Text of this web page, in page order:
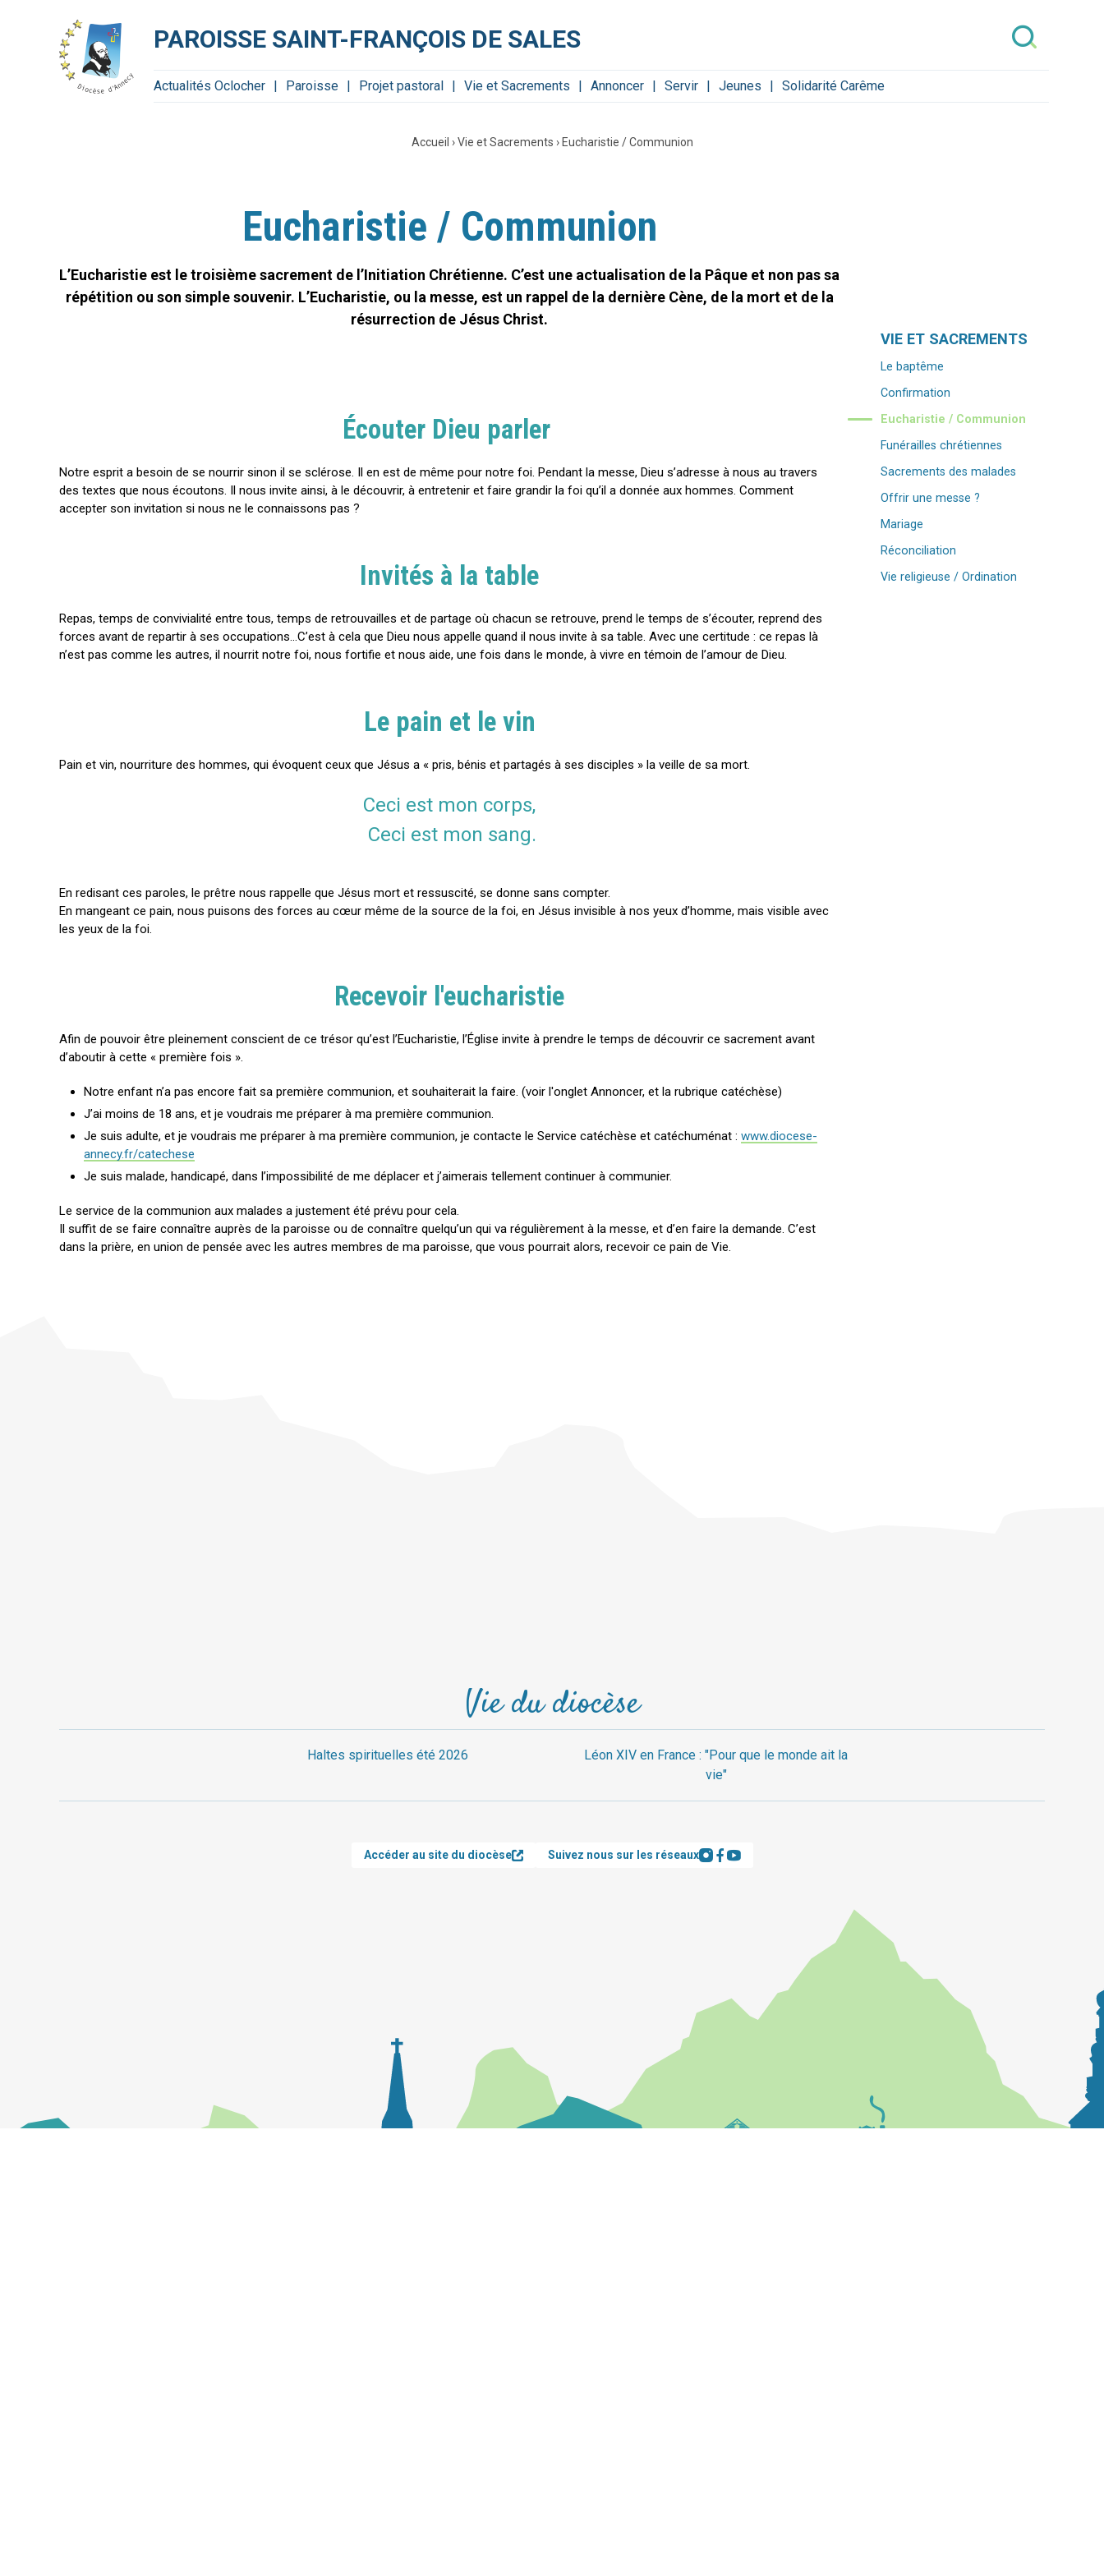
PAROISSE SAINT-FRANÇOIS DE SALES
Actualités Oclocher Paroisse Projet pastoral Vie et Sacrements Annoncer Servir Jeunes Solidarité Carême
Accueil ›Vie et Sacrements › Eucharistie / Communion
Navigation
VIE ET SACREMENTS
Le baptême
Confirmation
Eucharistie / Communion
Funérailles chrétiennes
Sacrements des malades
Offrir une messe ?
Mariage
Réconciliation
Vie religieuse / Ordination
Eucharistie / Communion
L’Eucharistie est le troisième sacrement de l’Initiation Chrétienne. C’est une actualisation de la Pâque et non pas sa
répétition ou son simple souvenir. L’Eucharistie, ou la messe, est un rappel de la dernière Cène, de la mort et de la
résurrection de Jésus Christ.
Écouter Dieu parler
Notre esprit a besoin de se nourrir sinon il se sclérose. Il en est de même pour notre foi. Pendant la messe, Dieu s’adresse à nous au travers
des textes que nous écoutons. Il nous invite ainsi, à le découvrir, à entretenir et faire grandir la foi qu’il a donnée aux hommes. Comment
accepter son invitation si nous ne le connaissons pas ?
Invités à la table
Repas, temps de convivialité entre tous, temps de retrouvailles et de partage où chacun se retrouve, prend le temps de s’écouter, reprend des
forces avant de repartir à ses occupations…C’est à cela que Dieu nous appelle quand il nous invite à sa table. Avec une certitude : ce repas là
n’est pas comme les autres, il nourrit notre foi, nous fortifie et nous aide, une fois dans le monde, à vivre en témoin de l’amour de Dieu.
Le pain et le vin
Pain et vin, nourriture des hommes, qui évoquent ceux que Jésus a « pris, bénis et partagés à ses disciples » la veille de sa mort.
Ceci est mon corps,
Ceci est mon sang.
En redisant ces paroles, le prêtre nous rappelle que Jésus mort et ressuscité, se donne sans compter.
En mangeant ce pain, nous puisons des forces au cœur même de la source de la foi, en Jésus invisible à nos yeux d’homme, mais visible avec
les yeux de la foi.
Recevoir l'eucharistie
Afin de pouvoir être pleinement conscient de ce trésor qu’est l’Eucharistie, l’Église invite à prendre le temps de découvrir ce sacrement avant
d’aboutir à cette « première fois ».
Notre enfant n’a pas encore fait sa première communion, et souhaiterait la faire. (voir l'onglet Annoncer, et la rubrique catéchèse)
J’ai moins de 18 ans, et je voudrais me préparer à ma première communion.
Je suis adulte, et je voudrais me préparer à ma première communion, je contacte le Service catéchèse et catéchuménat : www.diocese-
annecy.fr/catechese
Je suis malade, handicapé, dans l’impossibilité de me déplacer et j’aimerais tellement continuer à communier.
Le service de la communion aux malades a justement été prévu pour cela.
Il suffit de se faire connaître auprès de la paroisse ou de connaître quelqu’un qui va régulièrement à la messe, et d’en faire la demande. C’est
dans la prière, en union de pensée avec les autres membres de ma paroisse, que vous pourrait alors, recevoir ce pain de Vie.
Vie du diocèse
Haltes spirituelles été 2026
Léon XIV en France : "Pour que le monde ait la
vie"
Accéder au site du diocèse Suivez nous sur les réseaux